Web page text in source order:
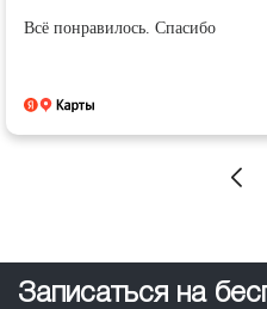
Всë понравилось. Спасибо
Записаться на